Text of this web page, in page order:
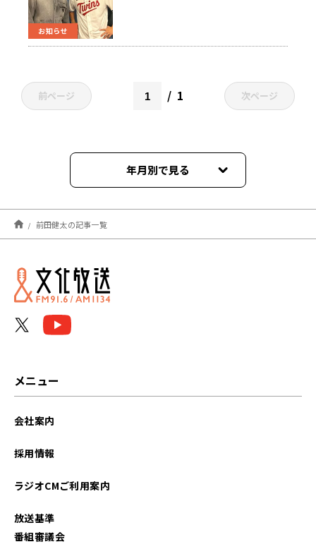
お知らせ
前ページ 1 次ページ
年月別で見る
2024年12月
2023年12月
前田健太の記事一覧
メニュー
会社案内
採用情報
ラジオCMご利用案内
放送基準
番組審議会